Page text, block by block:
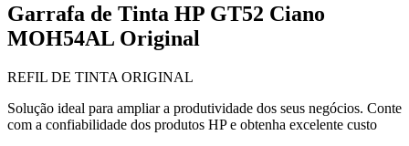
Garrafa de Tinta HP GT52 Ciano
MOH54AL Original
REFIL DE TINTA ORIGINAL
Solução ideal para ampliar a produtividade dos seus negócios. Conte
com a confiabilidade dos produtos HP e obtenha excelente custo